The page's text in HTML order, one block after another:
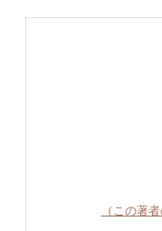
（この著